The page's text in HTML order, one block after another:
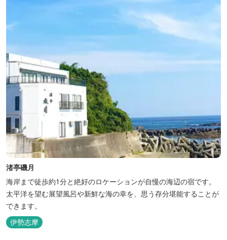
渚亭磯月
海岸まで徒歩約1分と絶好のロケーションが自慢の海辺の宿です。
太平洋を望む展望風呂や新鮮な海の幸を、思う存分堪能することが
できます。
伊勢志摩